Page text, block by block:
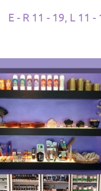
E - R 11 - 19, L 11